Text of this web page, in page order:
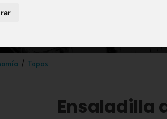
Tapas
Ensaladilla